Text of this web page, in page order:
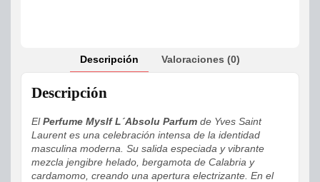
Descripción Valoraciones (0)
Descripción
ElPerfume Myslf L´Absolu Parfum de Yves Saint
Laurent es una celebración intensa de la identidad
masculina moderna. Su salida especiada y vibrante
mezcla jengibre helado, bergamota de Calabria y
cardamomo, creando una apertura electrizante. En el